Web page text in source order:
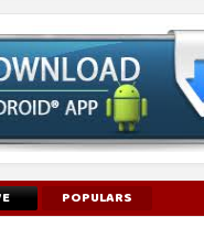
POPULARS